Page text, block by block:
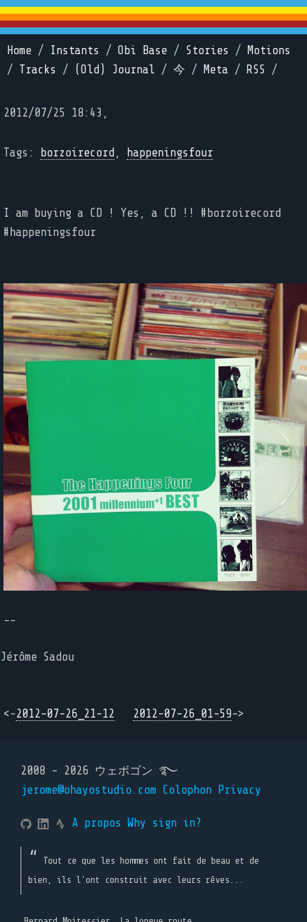
Home / Instants / Obi Base / Stories /
Motions
/ Tracks / (Old) Journal / 今 / Meta / RSS /
2012/07/25 18:43,
Tags: borzoirecord , happeningsfour
I am buying a CD ! Yes, a CD !! #borzoirecord
#happeningsfour
--
Jérôme Sadou
<-2012-07-26_21-12 2012-07-26_01-59->
2008 - 2026 ウェボゴン ࿐
jerome@ohayostudio.com Colophon Privacy
A propos Why sign in?
Tout ce que les hommes ont fait de beau et de
bien, ils l'ont construit avec leurs rêves...